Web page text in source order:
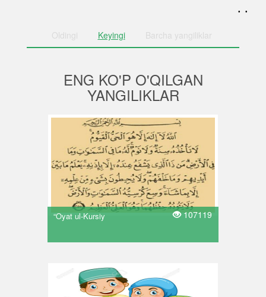
. .
Oldingi Keyingi Barcha yangiliklar
ENG KO'P O'QILGAN
YANGILIKLAR
“Oyat ul-Kursiy 107119